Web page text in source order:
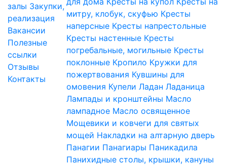
залы Закупки,
реализация
Вакансии
Полезные
ссылки
Отзывы
Контакты
митру, клобук, скуфью Кресты
наперсные Кресты напрестольные
Кресты настенные Кресты
погребальные, могильные Кресты
поклонные Кропило Кружки для
пожертвования Кувшины для
омовения Купели Ладан Ладаница
Лампады и кронштейны Масло
лампадное Масло освященное
Мощевики и ковчеги для святых
мощей Накладки на алтарную дверь
Панагии Панагиары Паникадила
Панихидные столы, крышки, кануны